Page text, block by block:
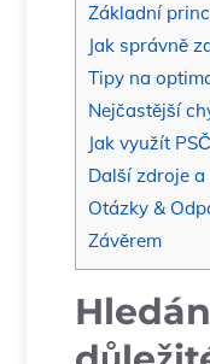
Základní
Jak správně
Tipy na
Nejčastější⁤
Jak využít
Další zdroje
Otázky &
Závěrem